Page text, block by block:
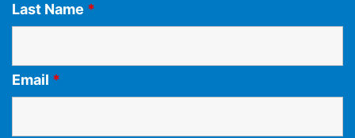
Last Name *
Email *